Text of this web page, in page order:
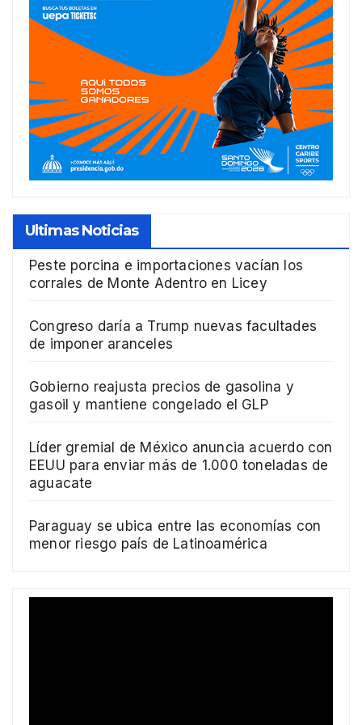
Ultimas Noticias
Peste porcina e importaciones vacían los
corrales de Monte Adentro en Licey
Congreso daría a Trump nuevas facultades
de imponer aranceles
Gobierno reajusta precios de gasolina y
gasoil y mantiene congelado el GLP
Líder gremial de México anuncia acuerdo con
EEUU para enviar más de 1.000 toneladas de
aguacate
Paraguay se ubica entre las economías con
menor riesgo país de Latinoamérica